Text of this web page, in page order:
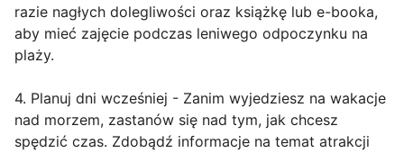
razie nagłych dolegliwości oraz książkę lub e-booka,
aby mieć zajęcie podczas leniwego odpoczynku na
plaży.
4. Planuj dni wcześniej - Zanim wyjedziesz na wakacje
nad morzem, zastanów się nad tym, jak chcesz
spędzić czas. Zdobądź informacje na temat atrakcji